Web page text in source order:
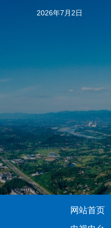
2026年7月2日
网站首页